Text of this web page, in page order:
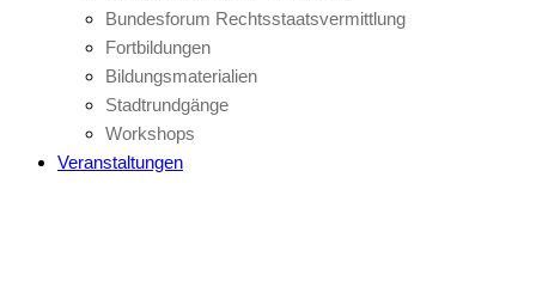
Bundesforum Rechtsstaatsvermittlung
Fortbildungen
Bildungsmaterialien
Stadtrundgänge
Workshops
Veranstaltungen